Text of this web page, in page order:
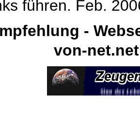
führen. Feb.
-
von-net.net